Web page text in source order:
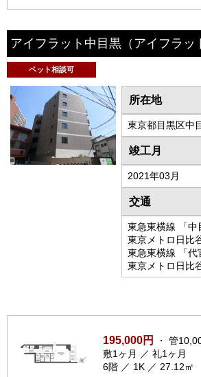
アイフラット中目黒 （アイフラッ
ペット相談可
所在地
東京都目黒区中
竣工月
2021年03月
交通
東急東横線 「中
東京メトロ日比
東急東横線 「代
東京メトロ日比
195,000円
・ 管
敷1ヶ月 ／ 礼1ヶ月
6階 ／ 1K ／ 27.12㎡